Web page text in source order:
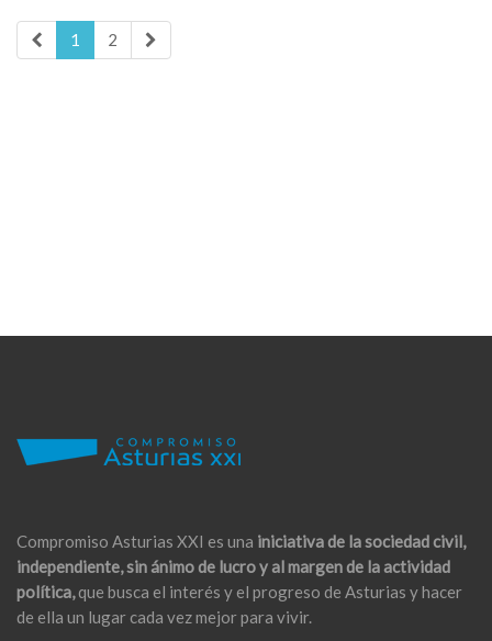
1 2
Compromiso Asturias XXI es una iniciativa de la sociedad civil,
independiente, sin ánimo de lucro y al margen de la actividad
política,que busca el interés y el progreso de Asturias y hacer
de ella un lugar cada vez mejor para vivir.